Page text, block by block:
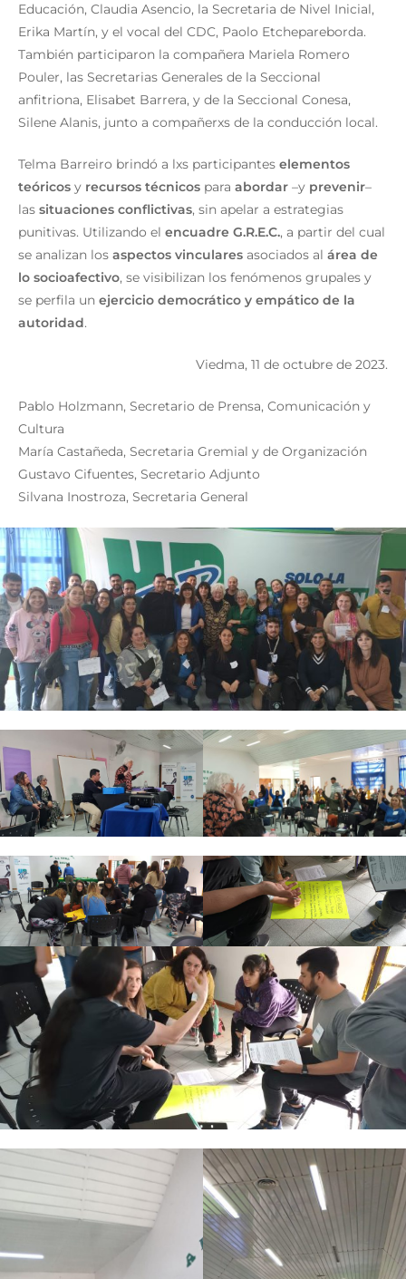
Educación, Claudia Asencio, la Secretaria de Nivel Inicial,
Erika Martín, y el vocal del CDC, Paolo Etchepareborda.
También participaron la compañera Mariela Romero
Pouler, las Secretarias Generales de la Seccional
anfitriona, Elisabet Barrera, y de la Seccional Conesa,
Silene Alanis, junto a compañerxs de la conducción local.
Telma Barreiro brindó a lxs participantes elementos
teóricos y recursos técnicos para abordar –y prevenir–
las situaciones conflictivas, sin apelar a estrategias
punitivas. Utilizando el encuadre G.R.E.C., a partir del cual
se analizan los aspectos vinculares asociados al área de
lo socioafectivo, se visibilizan los fenómenos grupales y
se perfila un ejercicio democrático y empático de la
autoridad.
Viedma, 11 de octubre de 2023.
Pablo Holzmann, Secretario de Prensa, Comunicación y
Cultura
María Castañeda, Secretaria Gremial y de Organización
Gustavo Cifuentes, Secretario Adjunto
Silvana Inostroza, Secretaria General